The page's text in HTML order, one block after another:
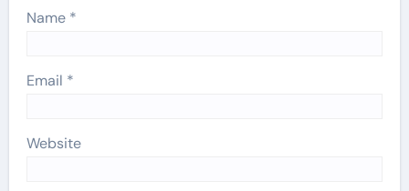
Name *
Email *
Website